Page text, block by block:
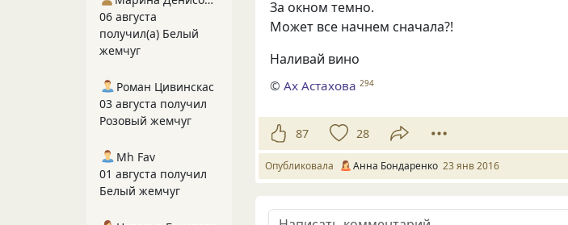
За окном темно.
Может все начнем сначала?!
Наливай вино
©Ах Астахова 294
87 28
Опубликовала Анна Бондаренко 23 янв 2016
06 августа
получил(а) Белый
жемчуг
Роман Цивинскас
03 августа получил
Розовый жемчуг
Mh Fav
01 августа получил
Белый жемчуг